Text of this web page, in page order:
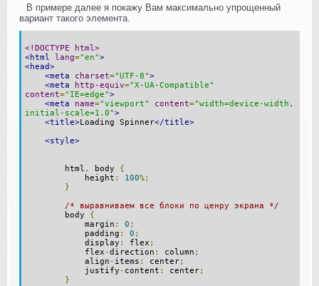
В примере далее я покажу Вам максимально упрощенный
вариант такого элемента.
<!DOCTYPE html>
<html
lang="en">
<head>
<meta
charset="UTF-8">
<meta
http-equiv="X-UA-Compatible"
content="IE=edge">
<meta
name="viewport" content="width=device-width,
initial-scale=1.0">
<title>Loading Spinner</title>
<style>
html , body {
height : 100%;
}
/* выравниваем все блоки по ценру экрана */
body {
margin : 0 ;
padding : 0 ;
display : flex ;
flex -direction : column ;
align - items : center;
justify - content : center;
}